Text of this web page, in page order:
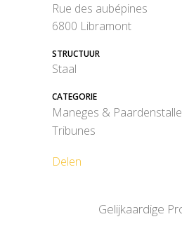
Rue des aubépines
6800 Libramont
STRUCTUUR
Staal
CATEGORIE
Maneges &
Tribunes
Delen
Gelijkaardige